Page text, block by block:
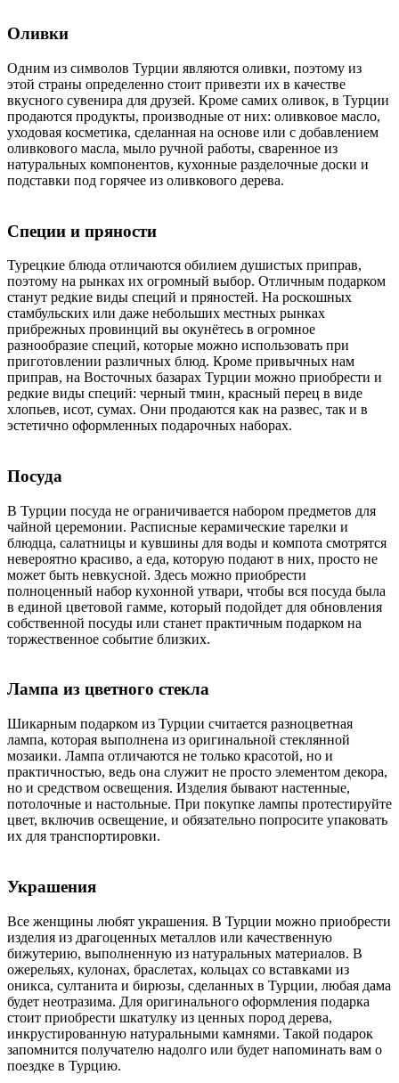
Оливки
Одним из символов Турции являются оливки, поэтому из
этой страны определенно стоит привезти их в качестве
вкусного сувенира для друзей. Кроме самих оливок, в Турции
продаются продукты, производные от них: оливковое масло,
уходовая косметика, сделанная на основе или с добавлением
оливкового масла, мыло ручной работы, сваренное из
натуральных компонентов, кухонные разделочные доски и
подставки под горячее из оливкового дерева.
Специи и пряности
Турецкие блюда отличаются обилием душистых приправ,
поэтому на рынках их огромный выбор. Отличным подарком
станут редкие виды специй и пряностей. На роскошных
стамбульских или даже небольших местных рынках
прибрежных провинций вы окунётесь в огромное
разнообразие специй, которые можно использовать при
приготовлении различных блюд. Кроме привычных нам
приправ, на Восточных базарах Турции можно приобрести и
редкие виды специй: черный тмин, красный перец в виде
хлопьев, исот, сумах. Они продаются как на развес, так и в
эстетично оформленных подарочных наборах.
Посуда
В Турции посуда не ограничивается набором предметов для
чайной церемонии. Расписные керамические тарелки и
блюдца, салатницы и кувшины для воды и компота смотрятся
невероятно красиво, а еда, которую подают в них, просто не
может быть невкусной. Здесь можно приобрести
полноценный набор кухонной утвари, чтобы вся посуда была
в единой цветовой гамме, который подойдет для обновления
собственной посуды или станет практичным подарком на
торжественное событие близких.
Лампа из цветного стекла
Шикарным подарком из Турции считается разноцветная
лампа, которая выполнена из оригинальной стеклянной
мозаики. Лампа отличаются не только красотой, но и
практичностью, ведь она служит не просто элементом декора,
но и средством освещения. Изделия бывают настенные,
потолочные и настольные. При покупке лампы протестируйте
цвет, включив освещение, и обязательно попросите упаковать
их для транспортировки.
Украшения
Все женщины любят украшения. В Турции можно приобрести
изделия из драгоценных металлов или качественную
бижутерию, выполненную из натуральных материалов. В
ожерельях, кулонах, браслетах, кольцах со вставками из
оникса, султанита и бирюзы, сделанных в Турции, любая дама
будет неотразима. Для оригинального оформления подарка
стоит приобрести шкатулку из ценных пород дерева,
инкрустированную натуральными камнями. Такой подарок
запомнится получателю надолго или будет напоминать вам о
поездке в Турцию.